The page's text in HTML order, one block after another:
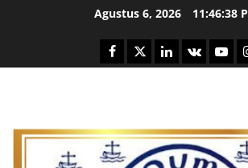
Agustus 6, 2026 11:46:39
Facebook
TwitterLinkedin
VK